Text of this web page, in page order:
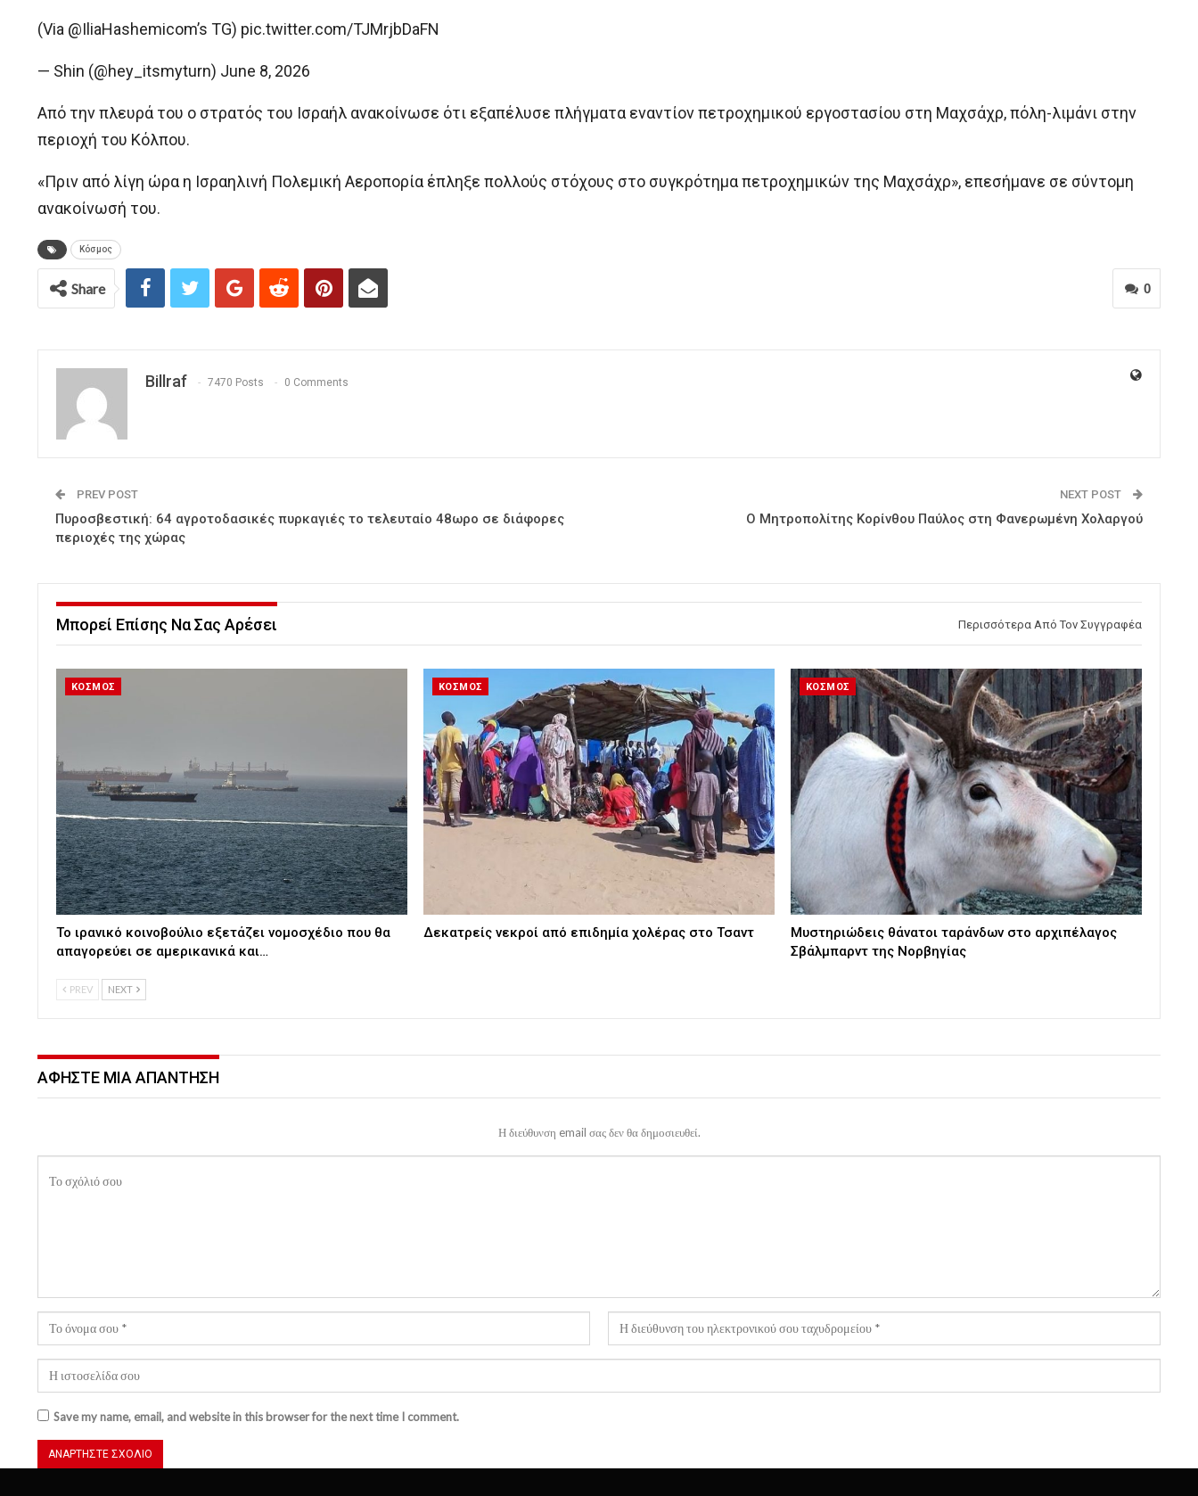
(Via @IliaHashemicom’s TG) pic.twitter.com/TJMrjbDaFN
— Shin (@hey_itsmyturn) June 8, 2026
Από την πλευρά του ο στρατός του Ισραήλ ανακοίνωσε ότι εξαπέλυσε πλήγματα εναντίον πετροχημικού εργοστασίου στη Μαχσάχρ, πόλη-λιμάνι στην
περιοχή του Κόλπου.
«Πριν από λίγη ώρα η Ισραηλινή Πολεμική Αεροπορία έπληξε πολλούς στόχους στο συγκρότημα πετροχημικών της Μαχσάχρ», επεσήμανε σε σύντομη
ανακοίνωσή του.
Κόσμος
0
Share
Billraf 7470 Posts 0 Comments
PREV POST
Πυροσβεστική: 64 αγροτοδασικές πυρκαγιές το τελευταίο 48ωρο σε διάφορες
περιοχές της χώρας
NEXT POST
Ο Μητροπολίτης Κορίνθου Παύλος στη Φανερωμένη Χολαργού
Μπορεί Επίσης Να Σας Αρέσει Περισσότερα Από Τον Συγγραφέα
ΚΟΣΜΟΣ
Το ιρανικό κοινοβούλιο εξετάζει νομοσχέδιο που θα
απαγορεύει σε αμερικανικά και…
ΚΟΣΜΟΣ
Δεκατρείς νεκροί από επιδημία χολέρας στο Τσαντ
ΚΟΣΜΟΣ
Μυστηριώδεις θάνατοι ταράνδων στο αρχιπέλαγος
Σβάλμπαρντ της Νορβηγίας
PREV NEXT
ΑΦΉΣΤΕ ΜΙΑ ΑΠΆΝΤΗΣΗ
Η διεύθυνση email σας δεν θα δημοσιευθεί.
Save my name, email, and website in this browser for the next time I comment.